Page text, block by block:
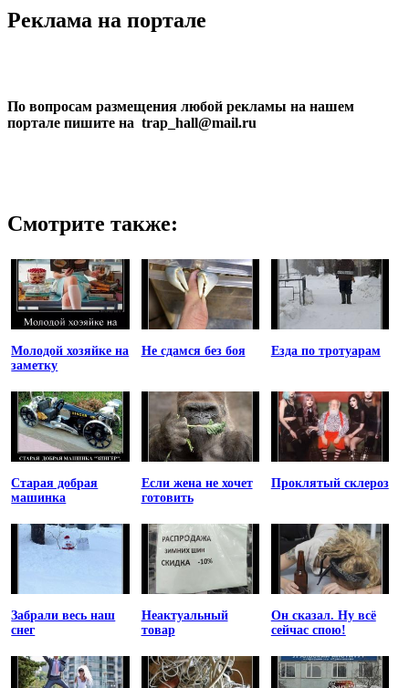
Реклама на портале
По вопросам размещения любой рекламы на нашем
портале пишите на trap_hall@mail.ru
Смотрите также:
Молодой хозяйке на
заметку
Не сдамся без боя Езда по тротуарам
Старая добрая
машинка
Если жена не хочет
готовить
Проклятый склероз
Забрали весь наш
снег
Неактуальный
товар
Он сказал. Ну всё
сейчас спою!